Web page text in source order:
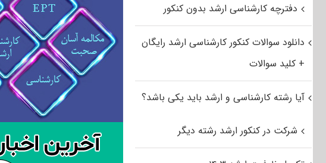
دفترچه کارشناسی ارشد بدون کنکور
دانلود سوالات کنکور کارشناسی ارشد رایگان
+ کلید سوالات
آیا رشته کارشناسی و ارشد باید یکی باشد؟
شرکت در کنکور ارشد رشته دیگر